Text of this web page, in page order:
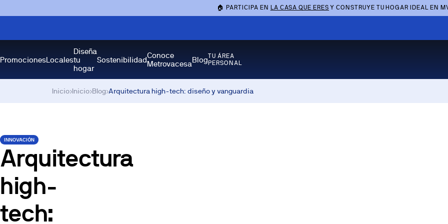
🏠 PARTICIPA EN LA CASA QUE ERES Y CONSTRUYE TU HOGAR IDEAL EN
PromocionesLocales
Diseña
tu
hogar
SostenibilidadConoce
MetrovacesaBlogTU ÁREA
PERSONAL
Inicio›Inicio›Blog›Arquitectura high-tech: diseño y vanguardia
INNOVACIÓN
Arquitectura
high-
tech: